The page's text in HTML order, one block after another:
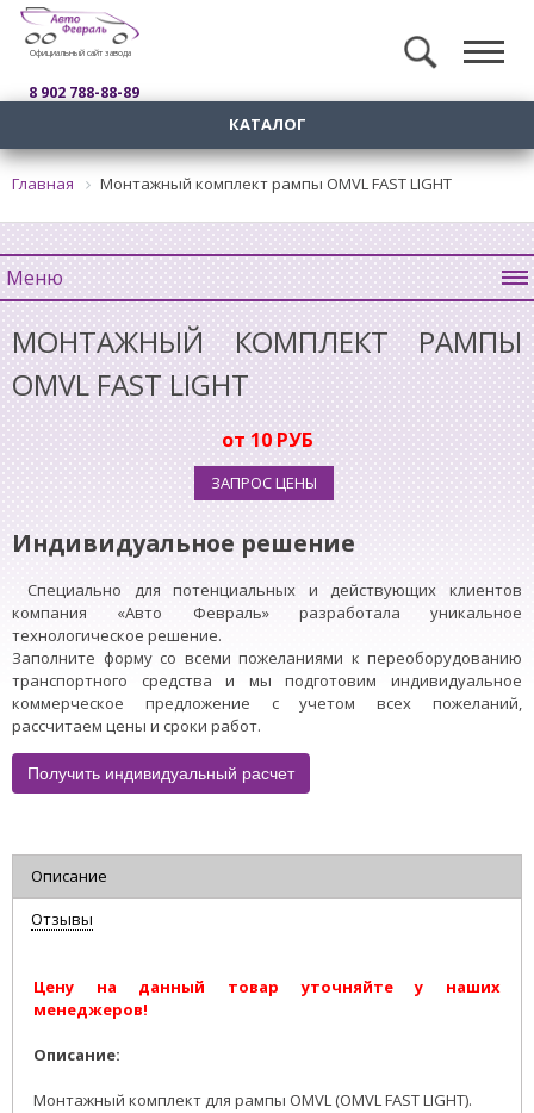
Официальный сайт завода
8 902 788-88-89
КАТАЛОГ
Главная Монтажный комплект рампы OMVL FAST LIGHT
Меню
МОНТАЖНЫЙ КОМПЛЕКТ РАМПЫ
OMVL FAST LIGHT
от 10 РУБ
ЗАПРОС ЦЕНЫ
Индивидуальное решение
Специально для потенциальных и действующих клиентов
компания «Авто Февраль» разработала уникальное
технологическое решение.
Заполните форму со всеми пожеланиями к переоборудованию
транспортного средства и мы подготовим индивидуальное
коммерческое предложение с учетом всех пожеланий,
рассчитаем цены и сроки работ.
Получить индивидуальный расчет
Описание
Отзывы
Цену на данный товар уточняйте у наших
менеджеров!
Описание:
Монтажный комплект для рампы OMVL (OMVL FAST LIGHT).